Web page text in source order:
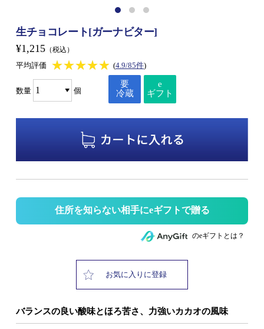
生チョコレート[ガーナビター]
¥1,215 （税込）
平均評価 ★★★★★
★★★★★ (4.9/85件)
数量 個
要
冷蔵
e
ギフト
住所を知らない相手にeギフトで贈る
のeギフトとは？
お気に入りに登録
バランスの良い酸味とほろ苦さ、力強いカカオの風味